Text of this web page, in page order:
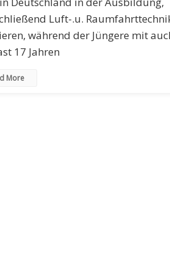
Luft-.u.
während der Jüngere mit
17 Jahren
More